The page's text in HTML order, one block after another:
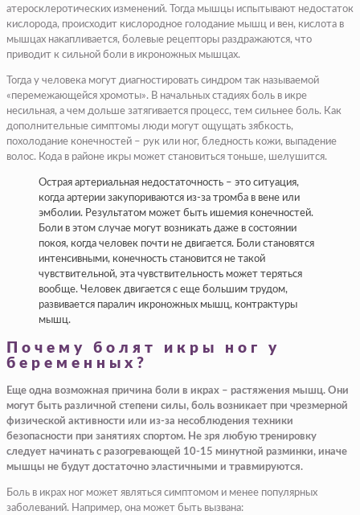
атеросклеротических изменений. Тогда мышцы испытывают недостаток
кислорода, происходит кислородное голодание мышц и вен, кислота в
мышцах накапливается, болевые рецепторы раздражаются, что
приводит к сильной боли в икроножных мышцах.
Тогда у человека могут диагностировать синдром так называемой
«перемежающейся хромоты». В начальных стадиях боль в икре
несильная, а чем дольше затягивается процесс, тем сильнее боль. Как
дополнительные симптомы люди могут ощущать зябкость,
похолодание конечностей – рук или ног, бледность кожи, выпадение
волос. Кода в районе икры может становиться тоньше, шелушится.
Острая артериальная недостаточность – это ситуация,
когда артерии закупориваются из-за тромба в вене или
эмболии. Результатом может быть ишемия конечностей.
Боли в этом случае могут возникать даже в состоянии
покоя, когда человек почти не двигается. Боли становятся
интенсивными, конечность становится не такой
чувствительной, эта чувствительность может теряться
вообще. Человек двигается с еще большим трудом,
развивается паралич икроножных мышц, контрактуры
мышц.
Почему болят икры ног у
беременных?
Еще одна возможная причина боли в икрах – растяжения мышц. Они
могут быть различной степени силы, боль возникает при чрезмерной
физической активности или из-за несоблюдения техники
безопасности при занятиях спортом. Не зря любую тренировку
следует начинать с разогревающей 10-15 минутной разминки, иначе
мышцы не будут достаточно эластичными и травмируются.
Боль в икрах ног может являться симптомом и менее популярных
заболеваний. Например, она может быть вызвана: